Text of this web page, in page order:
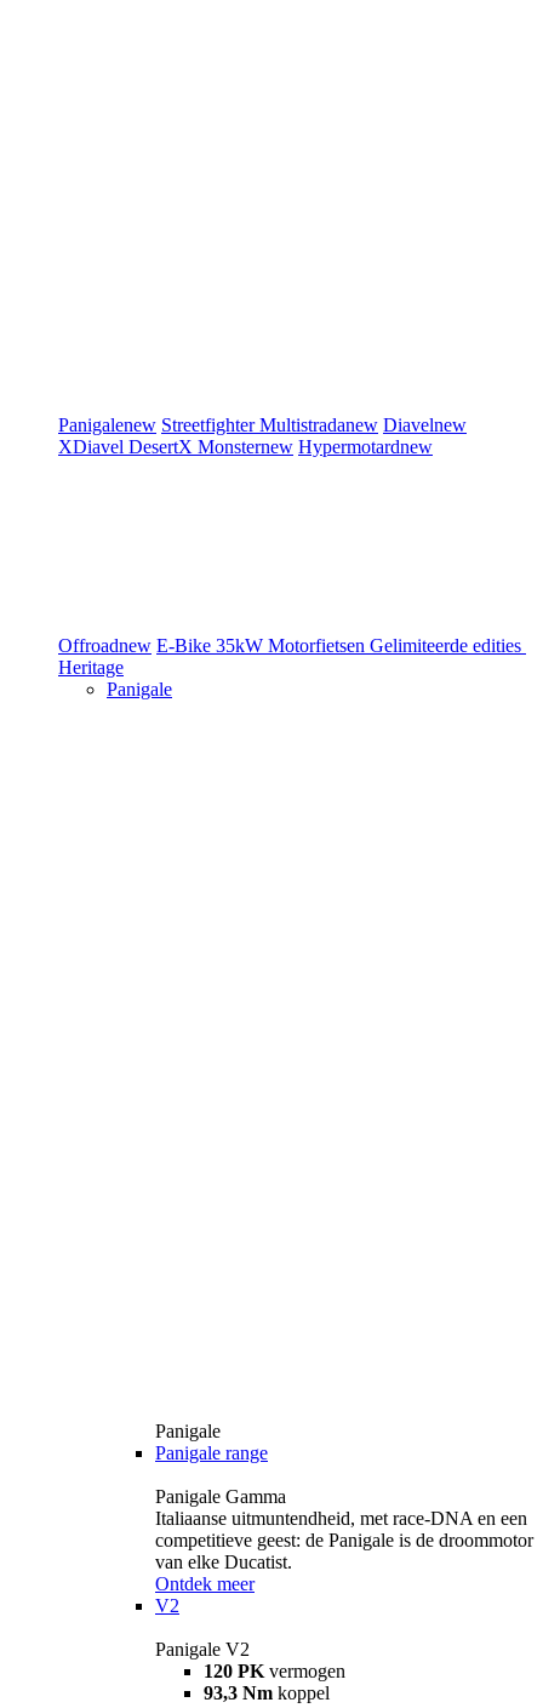
Panigalenew StreetfighterMultistradanew Diavelnew
XDiavel DesertX Monsternew Hypermotardnew
Offroadnew E-Bike 35kW Motorfietsen Gelimiteerde edities
Heritage
Panigale
Panigale
Panigale range
Panigale Gamma
Italiaanse uitmuntendheid, met race-DNA en een
competitieve geest: de Panigale is de droommotor
van elke Ducatist.
Ontdek meer
V2
Panigale V2
120 PK vermogen
93,3 Nm koppel